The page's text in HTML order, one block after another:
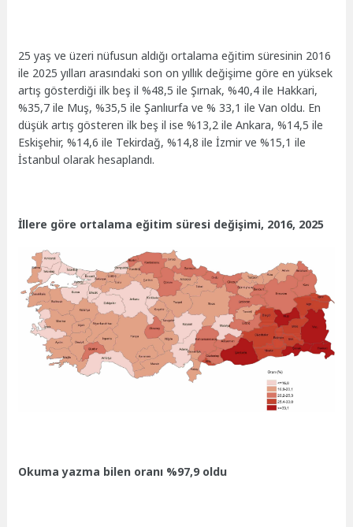
25 yaş ve üzeri nüfusun aldığı ortalama eğitim süresinin 2016
ile 2025 yılları arasındaki son on yıllık değişime göre en yüksek
artış gösterdiği ilk beş il %48,5 ile Şırnak, %40,4 ile Hakkari,
%35,7 ile Muş, %35,5 ile Şanlıurfa ve % 33,1 ile Van oldu. En
düşük artış gösteren ilk beş il ise %13,2 ile Ankara, %14,5 ile
Eskişehir, %14,6 ile Tekirdağ, %14,8 ile İzmir ve %15,1 ile
İstanbul olarak hesaplandı.
İllere göre ortalama eğitim süresi değişimi, 2016, 2025
Okuma yazma bilen oranı %97,9 oldu